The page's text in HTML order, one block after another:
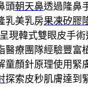
頭朝天鼻透過隆鼻
乳美乳房果凍矽膠
現韓式雙眼皮手術
醫療團隊經驗豐富
童顏針原理使用緊
探索皮秒肌膚達到